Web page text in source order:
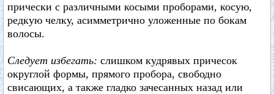
прически с различными косыми проборами, косую,
редкую челку, асимметрично уложенные по бокам
волосы.
Следует избегать: слишком кудрявых причесок
округлой формы, прямого пробора, свободно
свисающих, а также гладко зачесанных назад или